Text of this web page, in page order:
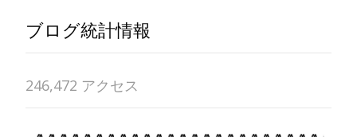
ブログ統計情報
246,472 アクセス